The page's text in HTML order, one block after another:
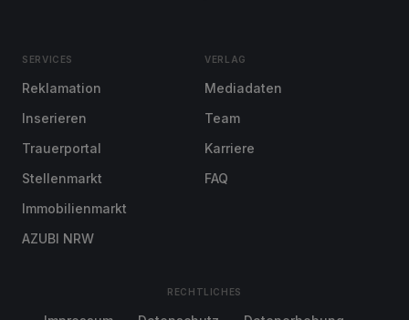
SERVICES
Reklamation
Inserieren
Trauerportal
Stellenmarkt
Immobilienmarkt
AZUBI NRW
VERLAG
Mediadaten
Team
Karriere
FAQ
RECHTLICHES